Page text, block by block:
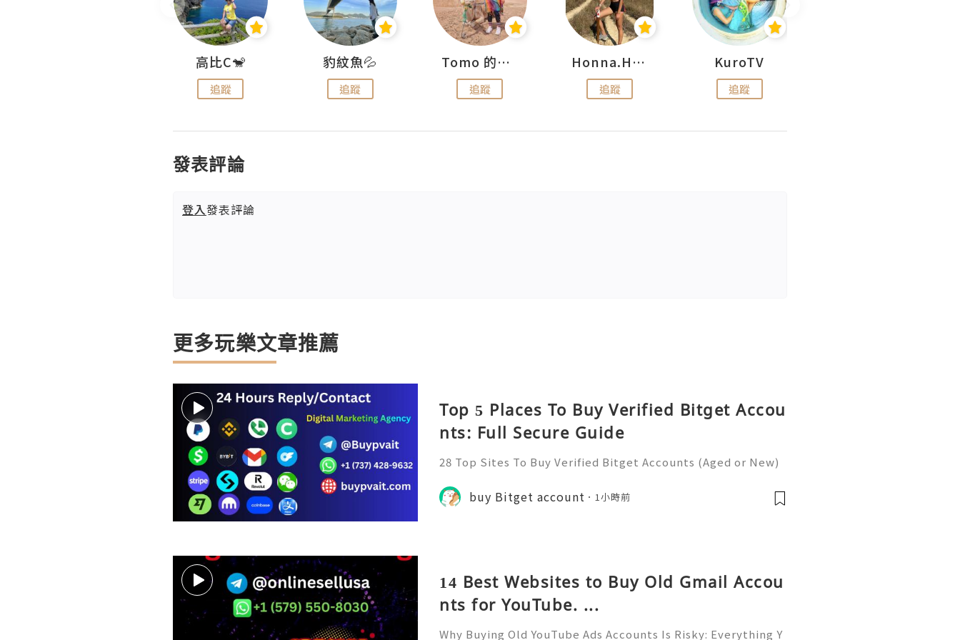
高比C🐒
追蹤
豹紋魚💦
追蹤
Tomo 的快樂宇宙
追蹤
Honna.H 出走
追蹤
KuroTV
追蹤
發表評論
登入發表評論
更多玩樂文章推薦
Top 5 Places To Buy Verified Bitget Accou
nts: Full Secure Guide
28 Top Sites To Buy Verified Bitget Accounts (Aged or New)
ape of cryptocurrency, only to feel overwhelmed by the intr
icacies of managing a Bi
buy Bitget account 1小時前
14 Best Websites to Buy Old Gmail Accou
nts for YouTube. ...
Why Buying Old YouTube Ads Accounts Is Risky: Everything Y